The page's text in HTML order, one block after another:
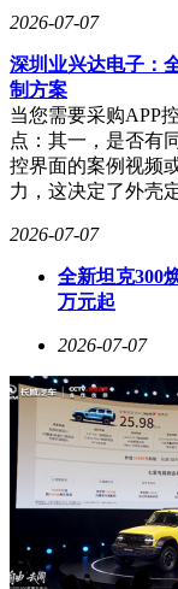
2026-07-07
深圳业兴达电子：
制方案
当您需要采购APP
点：其一，是否有
控界面的案例视频
力，这决定了外壳
2026-07-07
全新坦克300
万元起
2026-07-07